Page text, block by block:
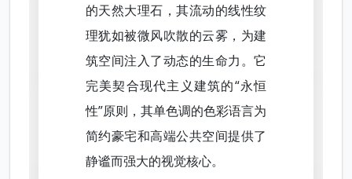
的天然大理石，其流动的线性纹
理犹如被微风吹散的云雾，为建
筑空间注入了动态的生命力。它
完美契合现代主义建筑的“永恒
性”原则，其单色调的色彩语言为
简约豪宅和高端公共空间提供了
静谧而强大的视觉核心。